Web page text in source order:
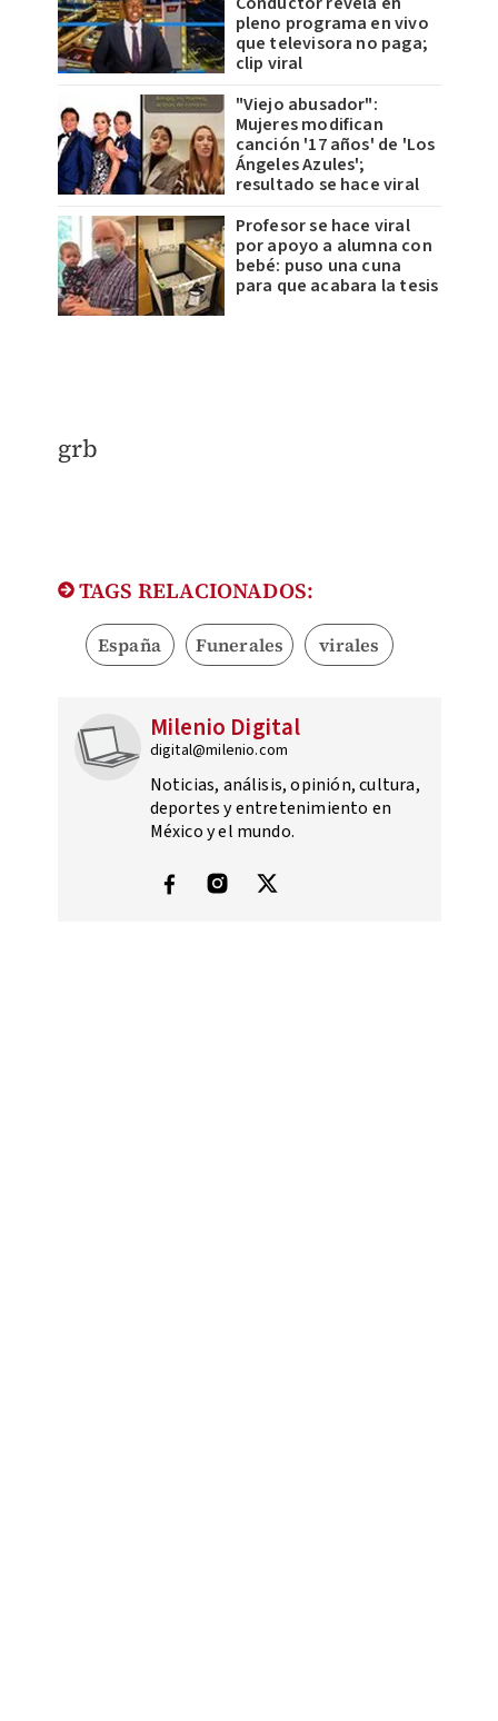
pleno programa en vivo
que televisora no paga;
clip viral
"Viejo abusador":
Mujeres modifican
canción '17 años' de 'Los
Ángeles Azules';
resultado se hace viral
Profesor se hace viral
por apoyo a alumna con
bebé: puso una cuna
para que acabara la tesis
​grb
TAGS RELACIONADOS:
España Funerales virales
Milenio Digital
digital@milenio.com
Noticias, análisis, opinión, cultura,
deportes y entretenimiento en
México y el mundo.